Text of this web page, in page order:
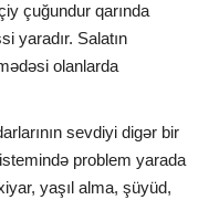
çuğundur qarında
yaradır. Salatın
olanlarda
sevdiyi digər bir
problem yarada
yaşıl alma, şüyüd,